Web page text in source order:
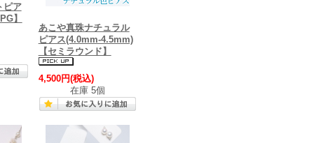
ピア
】
あこや真珠ナチュラル
ピアス(4.0mm-4.5mm)
【セミラウンド】
4,500円(税込)
在庫 5個